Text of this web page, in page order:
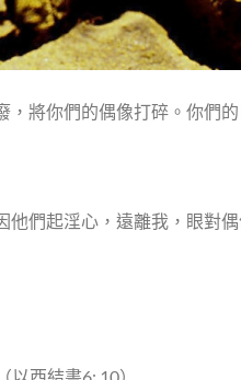
將你們的偶像打碎。你們
們起淫心，遠離我，眼對
西結書6: 10）